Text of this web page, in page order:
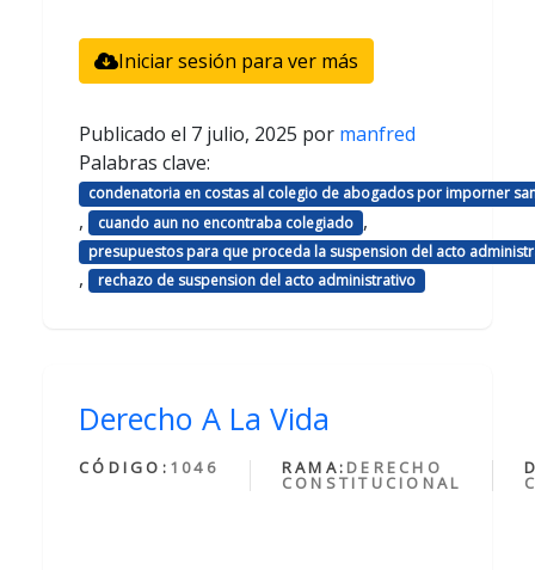
Iniciar sesión para ver más
Publicado el 7 julio, 2025 por manfred
Palabras clave:
condenatoria en costas al colegio de abogados por imporner
, cuando aun no encontraba colegiado ,
presupuestos para que proceda la suspension del acto
, rechazo de suspension del acto administrativo
Derecho A La Vida
CÓDIGO: 1046 RAMA: DERECHO
CONSTITUCIONAL